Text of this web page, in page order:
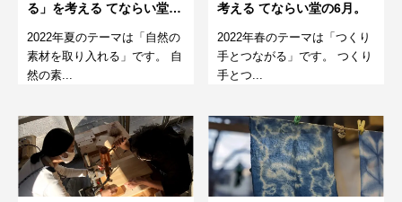
る」を考える てならい堂の
7月。
2022年夏のテーマは「自然の
素材を取り入れる」です。 自
然の素...
考える てならい堂の6月。
2022年春のテーマは「つくり
手とつながる」です。 つくり
手とつ...